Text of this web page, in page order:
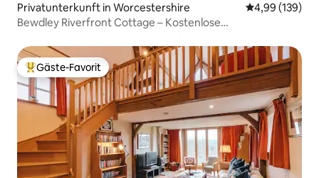
Privatunterkunft in Worcestershire
4,99 (139)
Bewdley Riverfront Cottage – Kostenlose
Beliebter Gäste-Favorit.
Gäste-Favorit